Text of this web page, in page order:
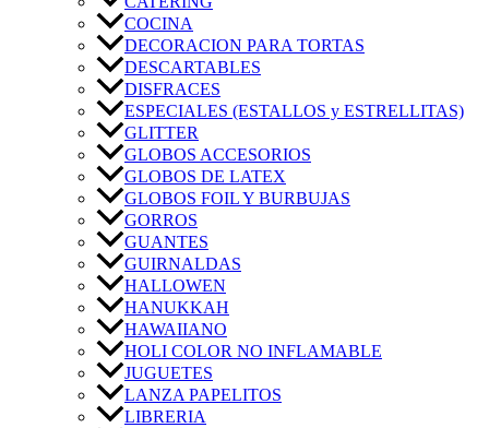
COCINA
DECORACION PARA TORTAS
DESCARTABLES
DISFRACES
ESPECIALES (ESTALLOS y ESTRELLITAS)
GLITTER
GLOBOS ACCESORIOS
GLOBOS DE LATEX
GLOBOS FOIL Y BURBUJAS
GORROS
GUANTES
GUIRNALDAS
HALLOWEN
HANUKKAH
HAWAIIANO
HOLI COLOR NO INFLAMABLE
JUGUETES
LANZA PAPELITOS
LIBRERIA